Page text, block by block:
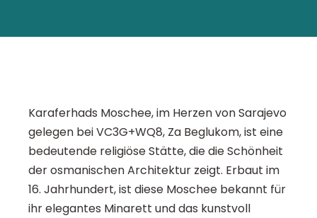
Karaferhads Moschee, im Herzen von Sarajevo
gelegen bei VC3G+WQ8, Za Beglukom, ist eine
bedeutende religiöse Stätte, die die Schönheit
der osmanischen Architektur zeigt. Erbaut im
16. Jahrhundert, ist diese Moschee bekannt für
ihr elegantes Minarett und das kunstvoll